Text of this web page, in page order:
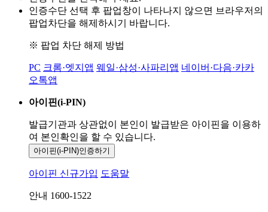
인증수단 선택 후 팝업창이 나타나지 않으면 브라우저의
팝업차단을 해제하시기 바랍니다.
※ 팝업 차단 해제 방법
PC 크롬·엣지앱 웨일·삼성·사파리앱 네이버·다음·카카
오톡앱
아이핀(i-PIN)
발급기관과 상관없이 본인이 발급받은 아이핀을 이용하
여 본인확인을 할 수 있습니다.
아이핀(i-PIN)인증하기
아이핀 신규가입 도움말
안내 1600-1522